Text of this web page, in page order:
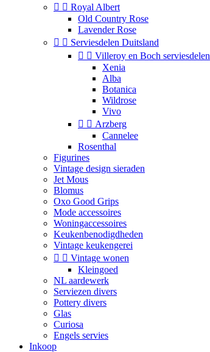
  Royal Albert
Old Country Rose
Lavender Rose
  Serviesdelen Duitsland
  Villeroy en Boch serviesdelen
Xenia
Alba
Botanica
Wildrose
Vivo
  Arzberg
Cannelee
Rosenthal
Figurines
Vintage design sieraden
Jet Mous
Blomus
Oxo Good Grips
Mode accessoires
Woningaccessoires
Keukenbenodigdheden
Vintage keukengerei
  Vintage wonen
Kleingoed
NL aardewerk
Serviezen divers
Pottery divers
Glas
Curiosa
Engels servies
Inkoop